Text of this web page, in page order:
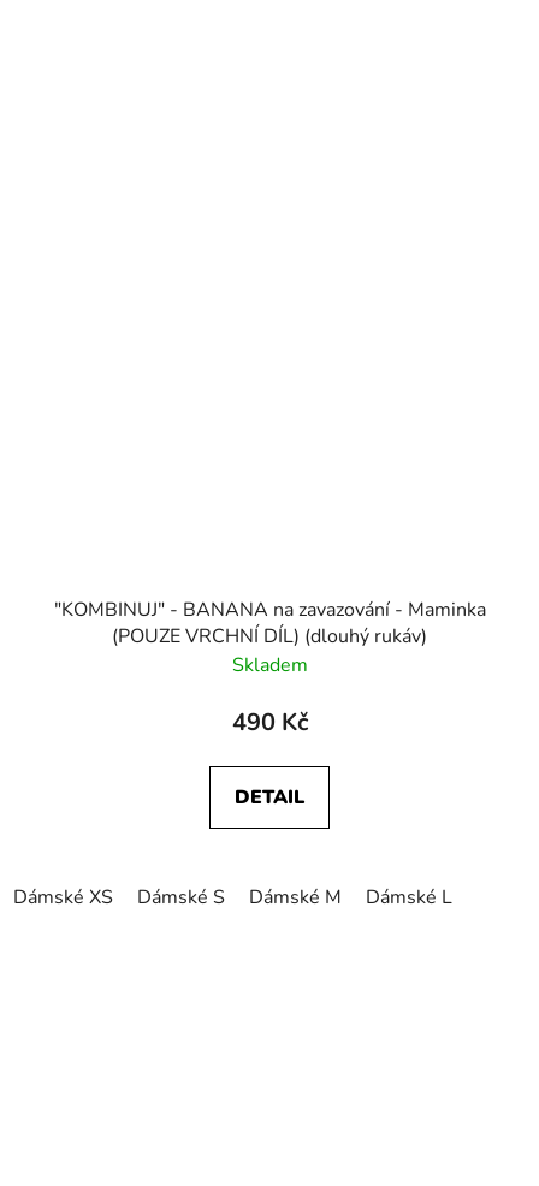
"KOMBINUJ" - BANANA na zavazování - Maminka
(POUZE VRCHNÍ DÍL) (dlouhý rukáv)
Skladem
490 Kč
DETAIL
Dámské XS Dámské S Dámské M Dámské L